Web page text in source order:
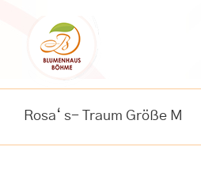
content
Rosa‘ s- Traum Größe M